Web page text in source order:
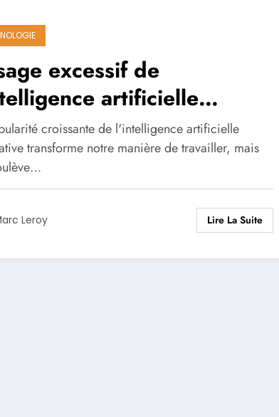
excessif de
artificielle
nuirait aux
essentielles de
critique
croissante de l'intelligence artificielle
transforme notre manière de travailler, mais
Leroy Lire La Suite